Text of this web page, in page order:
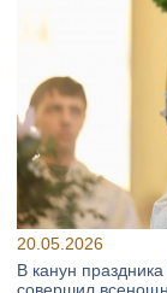
20.05.2026
В канун